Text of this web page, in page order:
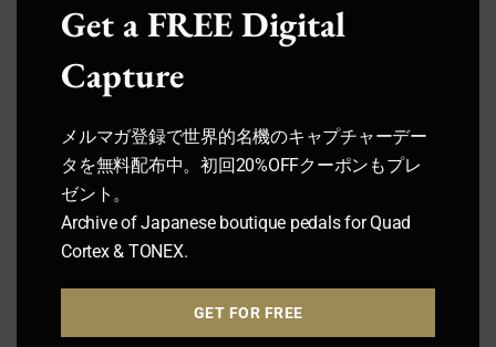
Fuzz Universe
Get a FREE Digital
Capture
メルマガ登録で世界的名機のキャプチャーデー
タを無料配布中。初回20%OFFクーポンもプレ
ゼント。
Archive of Japanese boutique pedals for Quad
Cortex & TONEX.
GET FOR FREE